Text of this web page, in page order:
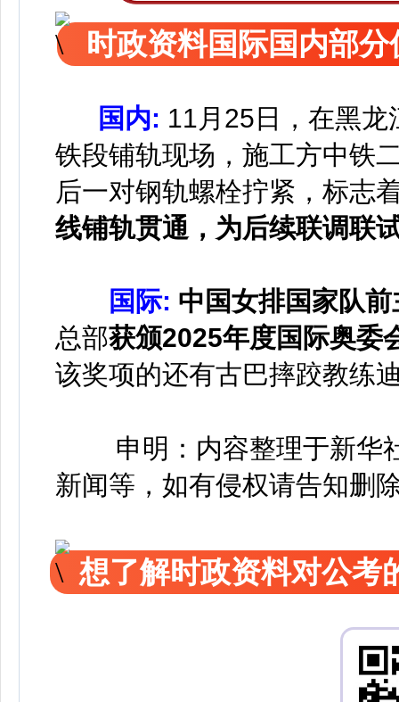
时政资料国际国内部
国内: 11月25日，在黑
铁段铺轨现场，施工方中铁
后一对钢轨螺栓拧紧，标志
线铺轨贯通，为后续联调联
国际: 中国女排国家队
总部获颁2025年度国际奥委
该奖项的还有古巴摔跤教练
申明：内容整理于新华
新闻等，如有侵权请告知删
想了解时政资料对公考